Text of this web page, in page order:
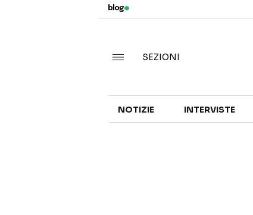
SEZIONI
NOTIZIE INTERVISTE